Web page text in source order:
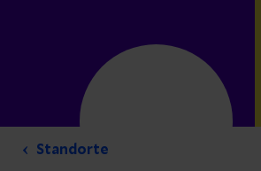
Standorte